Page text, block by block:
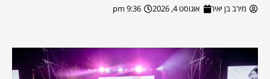
מירב בן יאיר אוגוסט 4, 2026 9:36 pm